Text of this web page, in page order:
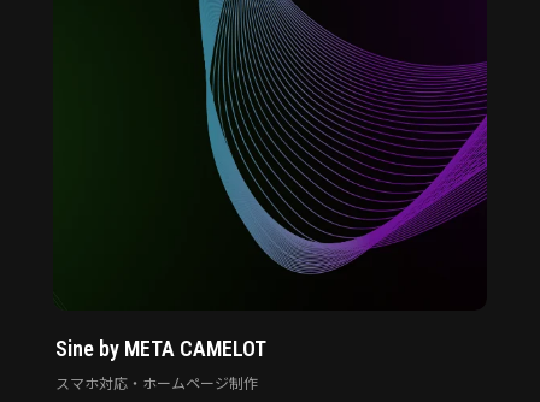
Sine by META CAMELOT
スマホ対応・ホームページ制作